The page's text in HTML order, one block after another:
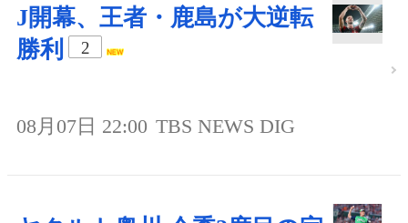
J開幕、王者・鹿島が大逆転
勝利
2
08月07日 22:00 TBS NEWS DIG